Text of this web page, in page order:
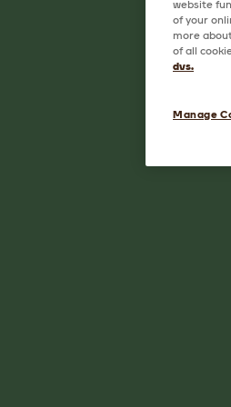
website
of your
more
of all
dvs.
Manage